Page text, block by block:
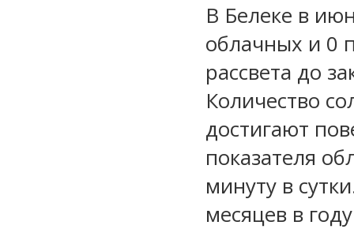
В Белеке в
облачных и 0
рассвета до
Количество
достигают
показателя
минуту в
месяцев в